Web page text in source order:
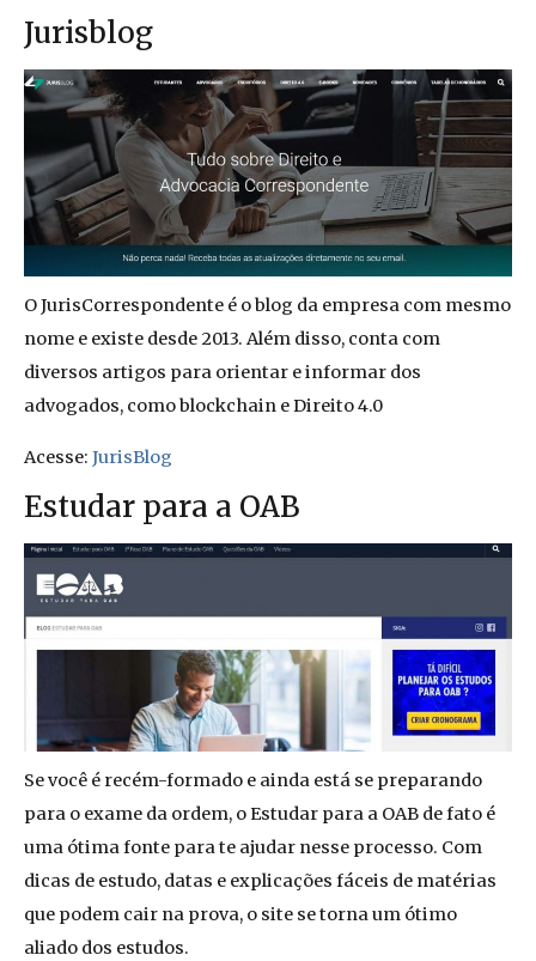
Jurisblog
O JurisCorrespondente é o blog da empresa com mesmo
nome e existe desde 2013. Além disso, conta com
diversos artigos para orientar e informar dos
advogados, como blockchain e Direito 4.0
Acesse: JurisBlog
Estudar para a OAB
Se você é recém-formado e ainda está se preparando
para o exame da ordem, o Estudar para a OAB de fato é
uma ótima fonte para te ajudar nesse processo. Com
dicas de estudo, datas e explicações fáceis de matérias
que podem cair na prova, o site se torna um ótimo
aliado dos estudos.